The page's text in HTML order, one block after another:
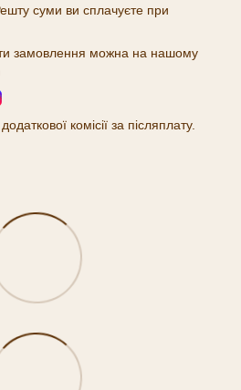
суми ви сплачуєте при
замовлення можна на нашому
комісії за післяплату.